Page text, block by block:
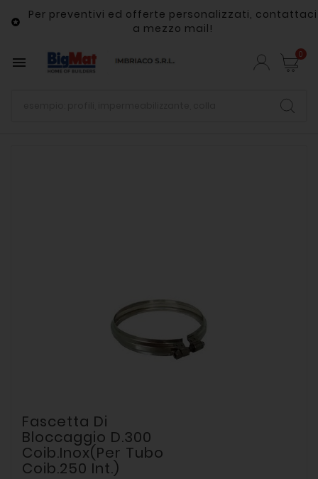

Per preventivi ed offerte personalizzati, contattaci
a mezzo mail!
 0
Fascetta Di
Bloccaggio D.300
Coib.inox(per Tubo
Coib.250 Int.)